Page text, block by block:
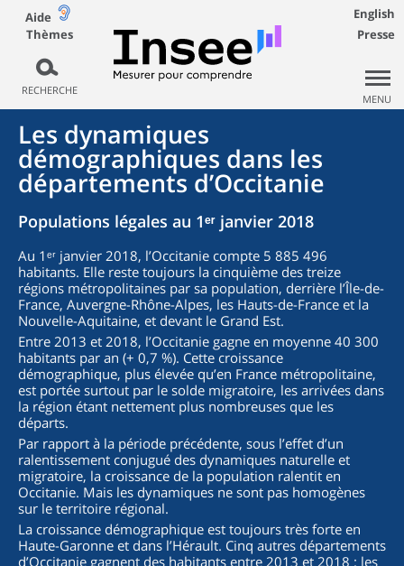
Aide
Thèmes
RECHERCHE
English
Presse
MENU
Les dynamiques
démographiques dans les
départements d’Occitanie
Populations légales au 1ᵉʳ janvier 2018
Au 1ᵉʳ janvier 2018, l’Occitanie compte 5 885 496
habitants. Elle reste toujours la cinquième des treize
régions métropolitaines par sa population, derrière l’Île-de-
France, Auvergne-Rhône-Alpes, les Hauts-de-France et la
Nouvelle-Aquitaine, et devant le Grand Est.
Entre 2013 et 2018, l’Occitanie gagne en moyenne 40 300
habitants par an (+ 0,7 %). Cette croissance
démographique, plus élevée qu’en France métropolitaine,
est portée surtout par le solde migratoire, les arrivées dans
la région étant nettement plus nombreuses que les
départs.
Par rapport à la période précédente, sous l’effet d’un
ralentissement conjugué des dynamiques naturelle et
migratoire, la croissance de la population ralentit en
Occitanie. Mais les dynamiques ne sont pas homogènes
sur le territoire régional.
La croissance démographique est toujours très forte en
Haute-Garonne et dans l’Hérault. Cinq autres départements
d’Occitanie gagnent des habitants entre 2013 et 2018 : les